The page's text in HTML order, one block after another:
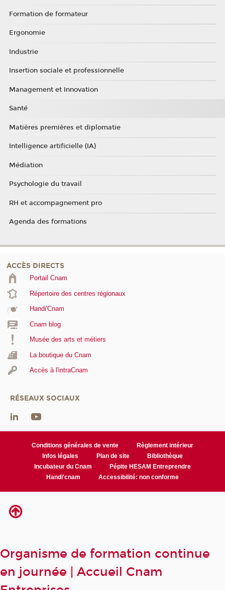
Formation de formateur
Ergonomie
Industrie
Insertion sociale et professionnelle
Management et Innovation
Santé
Matières premières et diplomatie
Intelligence artificielle (IA)
Médiation
Psychologie du travail
RH et accompagnement pro
Agenda des formations
ACCÈS DIRECTS
Portail Cnam
Répertoire des centres régionaux
Handi'Cnam
Cnam blog
Musée des arts et métiers
La boutique du Cnam
Accès à l'intraCnam
RÉSEAUX SOCIAUX
Conditions générales de vente
Règlement intérieur
Infos légales
Plan de site
Bibliothèque
Incubateur du Cnam
Pépite HESAM Entreprendre
Handi'cnam
Accessibilité: non conforme
Organisme de formation continue
en journée | Accueil Cnam